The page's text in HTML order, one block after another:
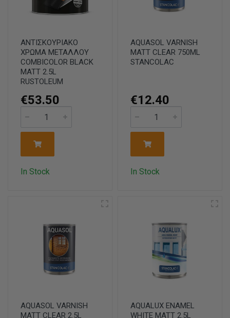
ΑΝΤΙΣΚΟΥΡΙΑΚΟ
ΧΡΩΜΑ ΜΕΤΑΛΛΟΥ
COMBICOLOR BLACK
MATT 2.5L
RUSTOLEUM
€53.50
In Stock
AQUASOL VARNISH
MATΤ CLEAR 750ML
STANCOLAC
€12.40
In Stock
AQUASOL VARNISH
MATT CLEAR 2.5L
AQUALUX ENAMEL
WHITE MATT 2.5L